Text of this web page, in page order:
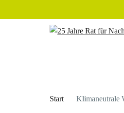
Start Klimaneutrale